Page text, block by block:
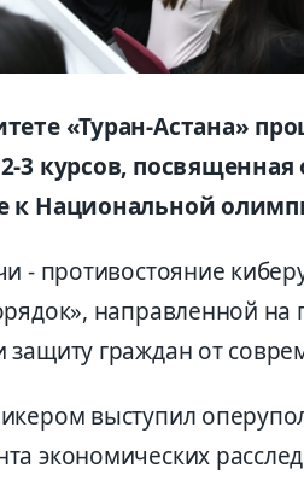
«Туран-Астана»
3 курсов,
к Национальной
- противостояние
направленной
защиту граждан от
выступил
экономических